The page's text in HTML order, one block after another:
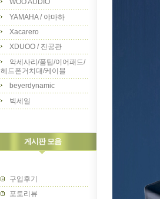
WOO AUDIO
YAMAHA / 야마하
Xacarero
XDUOO / 진공관
악세사리/폼팁/이어패드/
헤드폰거치대/케이블
beyerdynamic
빅세일
게시판 모음
구입후기
포토리뷰